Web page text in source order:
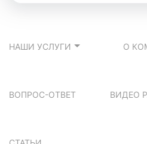
НАШИ УСЛУГИ О
ВОПРОС-ОТВЕТ ВИДЕО